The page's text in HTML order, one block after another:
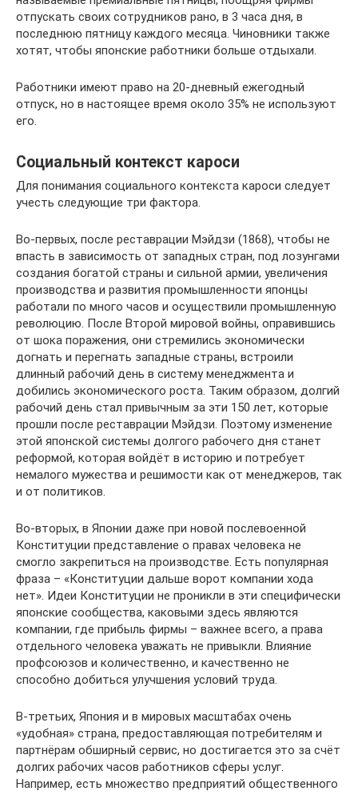
отпускать своих сотрудников рано, в 3 часа дня, в
последнюю пятницу каждого месяца. Чиновники также
хотят, чтобы японские работники больше отдыхали.
Работники имеют право на 20-дневный ежегодный
отпуск, но в настоящее время около 35% не используют
его.
Социальный контекст кароси
Для понимания социального контекста кароси следует
учесть следующие три фактора.
Во-первых, после реставрации Мэйдзи (1868), чтобы не
впасть в зависимость от западных стран, под лозунгами
создания богатой страны и сильной армии, увеличения
производства и развития промышленности японцы
работали по много часов и осуществили промышленную
революцию. После Второй мировой войны, оправившись
от шока поражения, они стремились экономически
догнать и перегнать западные страны, встроили
длинный рабочий день в систему менеджмента и
добились экономического роста. Таким образом, долгий
рабочий день стал привычным за эти 150 лет, которые
прошли после реставрации Мэйдзи. Поэтому изменение
этой японской системы долгого рабочего дня станет
реформой, которая войдёт в историю и потребует
немалого мужества и решимости как от менеджеров, так
и от политиков.
Во-вторых, в Японии даже при новой послевоенной
Конституции представление о правах человека не
смогло закрепиться на производстве. Есть популярная
фраза – «Конституции дальше ворот компании хода
нет». Идеи Конституции не проникли в эти специфически
японские сообщества, каковыми здесь являются
компании, где прибыль фирмы – важнее всего, а права
отдельного человека уважать не привыкли. Влияние
профсоюзов и количественно, и качественно не
способно добиться улучшения условий труда.
В-третьих, Япония и в мировых масштабах очень
«удобная» страна, предоставляющая потребителям и
партнёрам обширный сервис, но достигается это за счёт
долгих рабочих часов работников сферы услуг.
Например, есть множество предприятий общественного